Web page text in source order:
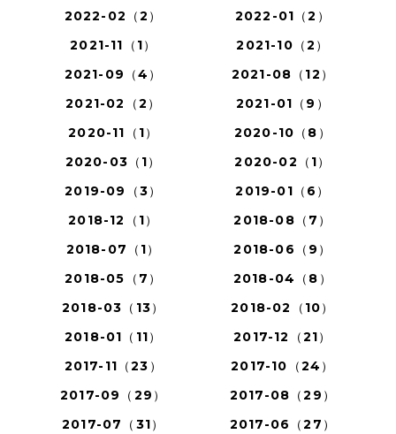
2022-02（2）
2022-01（2）
2021-11（1）
2021-10（2）
2021-09（4）
2021-08（12）
2021-02（2）
2021-01（9）
2020-11（1）
2020-10（8）
2020-03（1）
2020-02（1）
2019-09（3）
2019-01（6）
2018-12（1）
2018-08（7）
2018-07（1）
2018-06（9）
2018-05（7）
2018-04（8）
2018-03（13）
2018-02（10）
2018-01（11）
2017-12（21）
2017-11（23）
2017-10（24）
2017-09（29）
2017-08（29）
2017-07（31）
2017-06（27）